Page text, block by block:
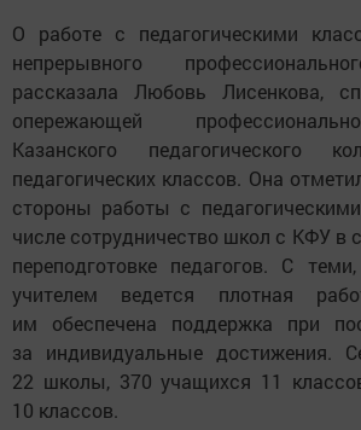
О работе с педагогическими
непрерывного
рассказала Любовь Лисенкова,
опережающей
Казанского педагогического
педагогических классов. Она
стороны работы с
числе сотрудничество школ с КФУ в
переподготовке педагогов. С
учителем ведется плотная
им обеспечена поддержка при
за индивидуальные достижения.
22 школы, 370 учащихся 11
10 классов.